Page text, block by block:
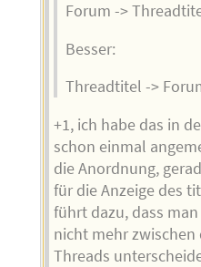
Forum ->
Besser:
Threadtitel ->
+1, ich habe das in
schon einmal
die Anordnung,
für die Anzeige des
führt dazu, dass
nicht mehr
Threads